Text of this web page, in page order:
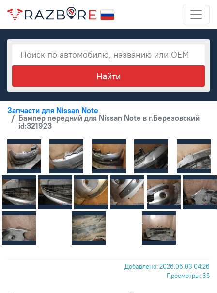
Запчасти для Nissan Note
Бампер передний для Nissan Note в г.Березовский
id:321923
Добавлено: 2026.06.03 04:26
Просмотры: 35